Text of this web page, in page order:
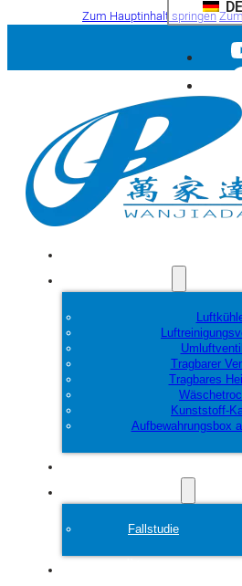
Zum Hauptinhalt springen DE
Tragbarer
Tragbares
Kunststoff-
Aufbewahrungsbox
Fallstudie